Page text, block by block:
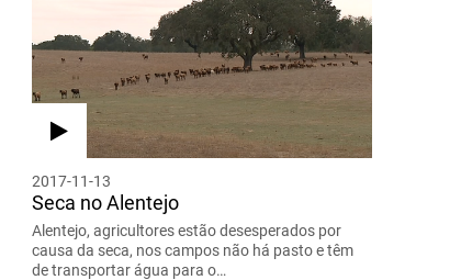
2017-11-13
Seca no Alentejo
Alentejo, agricultores estão desesperados por
causa da seca, nos campos não há pasto e têm
de transportar água para o…